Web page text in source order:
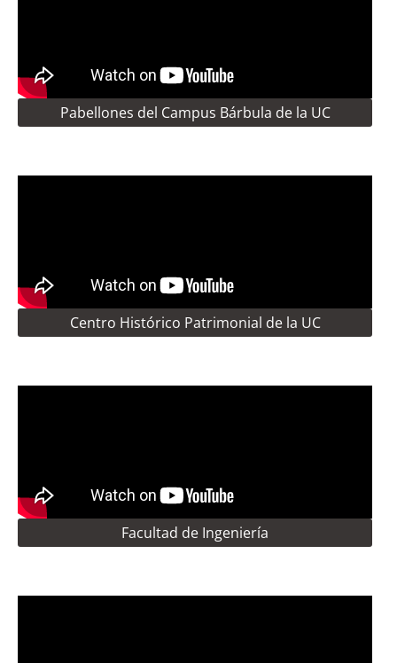
Pabellones del Campus Bárbula de la UC
Centro Histórico Patrimonial de la UC
Facultad de Ingeniería